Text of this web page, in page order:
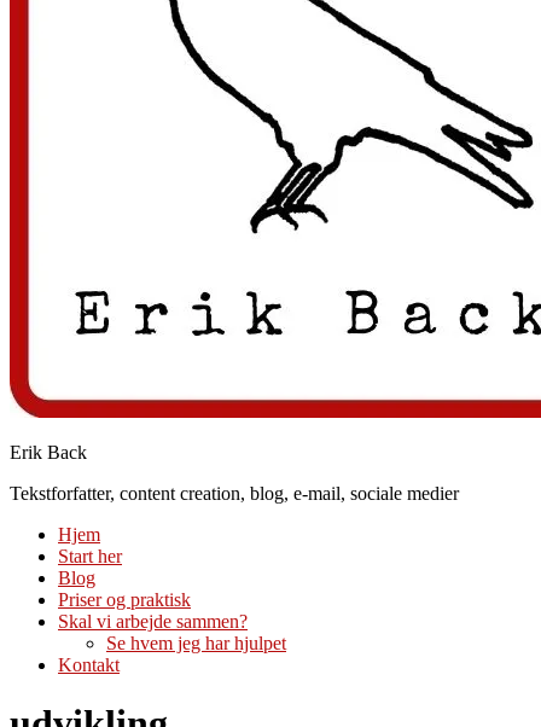
Erik Back
Tekstforfatter, content creation, blog, e-mail, sociale medier
Hjem
Start her
Blog
Priser og praktisk
Skal vi arbejde sammen?
Se hvem jeg har hjulpet
Kontakt